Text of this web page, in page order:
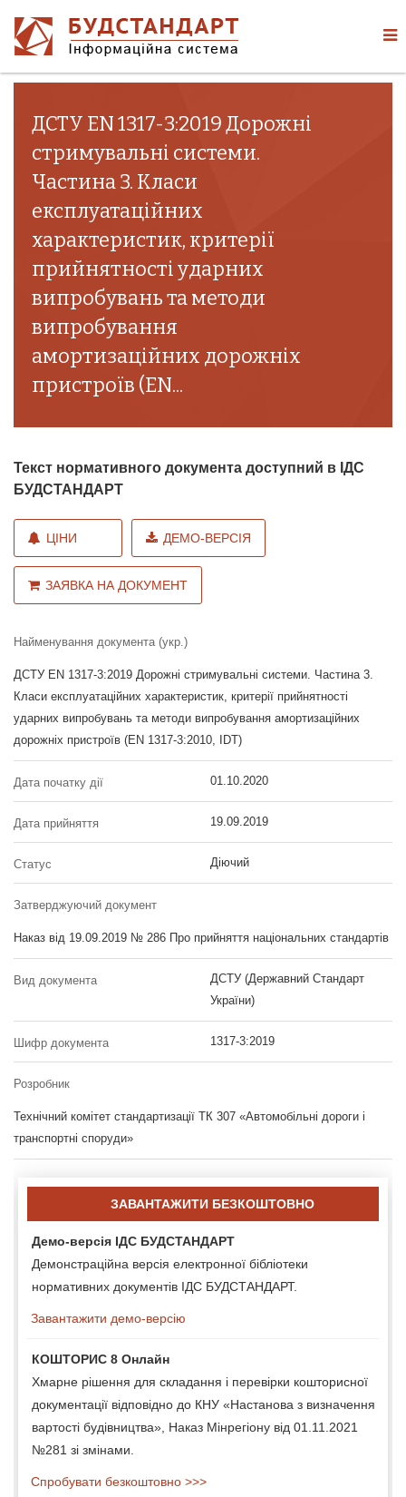
ДСТУ EN 1317-3:2019 Дорожні
стримувальні системи.
Частина 3. Класи
експлуатаційних
характеристик, критерії
прийнятності ударних
випробувань та методи
випробування
амортизаційних дорожніх
пристроїв (EN...
Текст нормативного документа доступний в ІДС
БУДСТАНДАРТ
ЦІНИ ДЕМО-ВЕРСІЯ
ЗАЯВКА НА ДОКУМЕНТ
Найменування документа (укр.)
ДСТУ EN 1317-3:2019 Дорожні стримувальні системи. Частина 3.
Класи експлуатаційних характеристик, критерії прийнятності
ударних випробувань та методи випробування амортизаційних
дорожніх пристроїв (EN 1317-3:2010, IDT)
Дата початку дії 01.10.2020
Дата прийняття 19.09.2019
Статус Діючий
Затверджуючий документ
Наказ від 19.09.2019 № 286 Про прийняття національних стандартів
Вид документа
ДСТУ (Державний Стандарт
України)
Шифр документа 1317-3:2019
Розробник
Технічний комітет стандартизації ТК 307 «Автомобільні дороги і
транспортні споруди»
ЗАВАНТАЖИТИ БЕЗКОШТОВНО
Демо-версія ІДС БУДСТАНДАРТ
Демонстраційна версія електронної бібліотеки
нормативних документів ІДС БУДСТАНДАРТ.
Завантажити демо-версію
КОШТОРИС 8 Онлайн
Хмарне рішення для складання і перевірки кошторисної
документації відповідно до КНУ «Настанова з визначення
вартості будівництва», Наказ Мінрегіону від 01.11.2021
№281 зі змінами.
Спробувати безкоштовно >>>